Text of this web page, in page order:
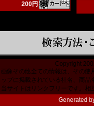
200円
Copyright
像その他全ての情報は、その
プに掲載されている社名、商
当サイトはリンクフリーです。相
Generated